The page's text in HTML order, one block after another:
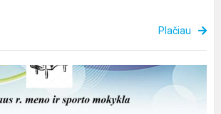
Plačiau